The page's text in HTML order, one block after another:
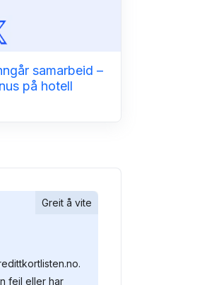
samarbeid –
på hotell
Greit å vite
feil eller har